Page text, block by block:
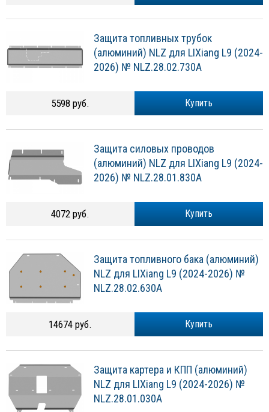
Защита топливных трубок
(алюминий) NLZ для LIXiang L9 (2024-
2026) № NLZ.28.02.730A
Купить
5598 руб.
Защита силовых проводов
(алюминий) NLZ для LIXiang L9 (2024-
2026) № NLZ.28.01.830A
Купить
4072 руб.
Защита топливного бака (алюминий)
NLZ для LIXiang L9 (2024-2026) №
NLZ.28.02.630A
Купить
14674 руб.
Защита картера и КПП (алюминий)
NLZ для LIXiang L9 (2024-2026) №
NLZ.28.01.030A